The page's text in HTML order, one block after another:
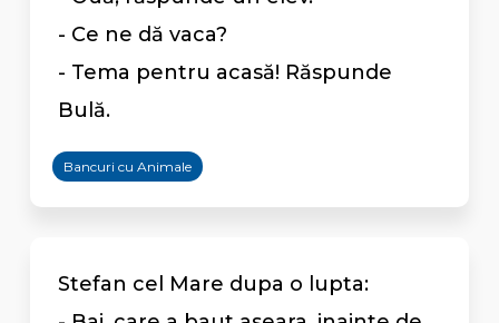
- Ce ne dă vaca?
- Tema pentru acasă! Răspunde
Bulă.
Bancuri cu Animale
Stefan cel Mare dupa o lupta: